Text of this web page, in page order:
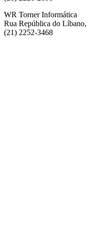
WR Torner Informática
Rua República do
(21) 2252-3468